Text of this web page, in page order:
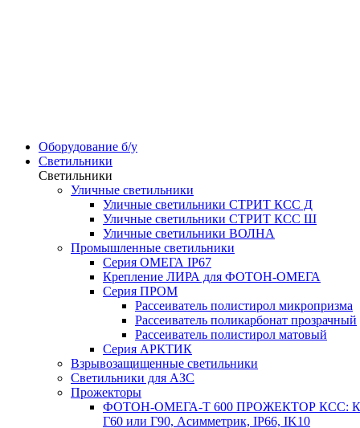
Оборудование б/у
Светильники
Светильники
Уличные светильники
Уличные светильники СТРИТ КСС Д
Уличные светильники СТРИТ КСС Ш
Уличные светильники ВОЛНА
Промышленные светильники
Серия ОМЕГА IP67
Крепление ЛИРА для ФОТОН-ОМЕГА
Серия ПРОМ
Рассеиватель полистирол микропризма
Рассеиватель поликарбонат прозрачный
Рассеиватель полистирол матовый
Серия АРКТИК
Взрывозащищенные светильники
Светильники для АЗС
Прожекторы
ФОТОН-ОМЕГА-Т 600 ПРОЖЕКТОР КСС:
Г60 или Г90, Асимметрик, IP66, IK10